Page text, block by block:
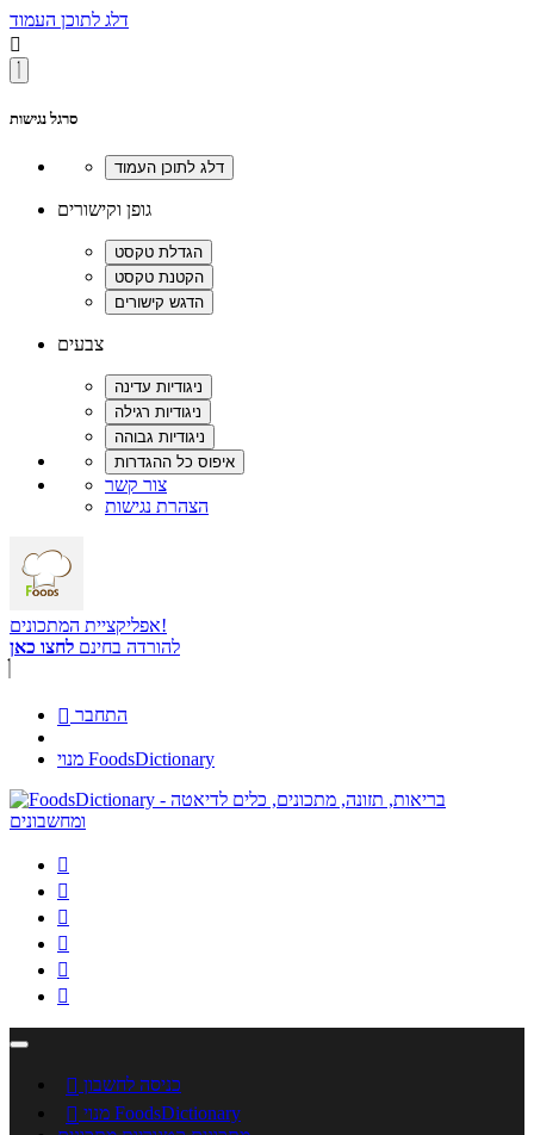
דלג לתוכן העמוד

סרגל נגישות
גופן וקישורים
צבעים
צור קשר
הצהרת נגישות
אפליקציית המתכונים!
להורדה בחינם לחצו כאן
 התחבר
מנוי FoodsDictionary






 כניסה לחשבון

מנוי FoodsDictionary